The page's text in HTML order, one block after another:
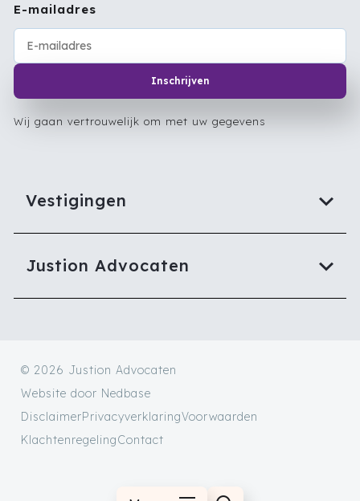
Vestigingen
Justion Advocaten
E-mailadres
Inschrijven
Wij gaan vertrouwelijk om met uw gegevens
© 2026 Justion Advocaten
Website door Nedbase
DisclaimerPrivacyverklaringVoorwaarden
KlachtenregelingContact